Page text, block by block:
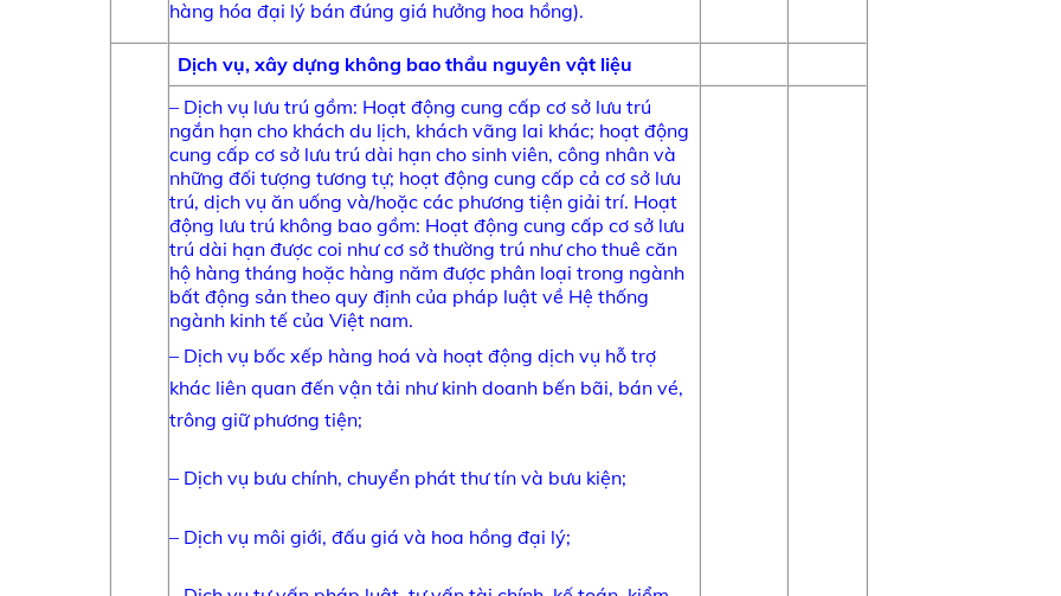
hàng hóa đại lý bán đúng giá hưởng hoa hồng).
Dịch vụ, xây dựng không bao thầu nguyên vật liệu
– Dịch vụ lưu trú gồm: Hoạt động cung cấp cơ sở lưu trú
ngắn hạn cho khách du lịch, khách vãng lai khác; hoạt động
cung cấp cơ sở lưu trú dài hạn cho sinh viên, công nhân và
những đối tượng tương tự; hoạt động cung cấp cả cơ sở lưu
trú, dịch vụ ăn uống và/hoặc các phương tiện giải trí. Hoạt
động lưu trú không bao gồm: Hoạt động cung cấp cơ sở lưu
trú dài hạn được coi như cơ sở thường trú như cho thuê căn
hộ hàng tháng hoặc hàng năm được phân loại trong ngành
bất động sản theo quy định của pháp luật về Hệ thống
ngành kinh tế của Việt nam.
– Dịch vụ bốc xếp hàng hoá và hoạt động dịch vụ hỗ trợ
khác liên quan đến vận tải như kinh doanh bến bãi, bán vé,
trông giữ phương tiện;
– Dịch vụ bưu chính, chuyển phát thư tín và bưu kiện;
– Dịch vụ môi giới, đấu giá và hoa hồng đại lý;